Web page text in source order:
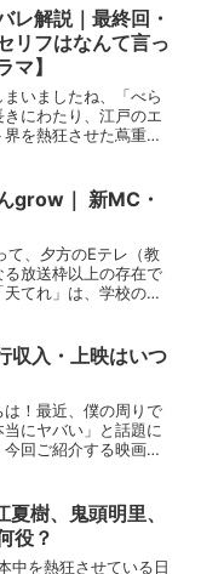
、本当に素晴らしい作
は、...
レ解説｜最終回・
リフはなんて言っ
マ】
いましたね、「べら
にわたり、江戸のエ
を熱狂させた蔦重
今も興奮冷めやらぬ
第48回...
grow｜ 新MC・
て、夕方のEテレ（教
放送枠以上の存在で
てれ」は、学校の宿
ワク感を胸に抱いた
僕た...
収入・上映はいつ
！最近、僕の周りで
にヤバい」と話題に
回ご紹介する映画
ットしてるなら、早
ど、いつまで...
樹、鬼頭明里、
役？
中を熱狂させている日